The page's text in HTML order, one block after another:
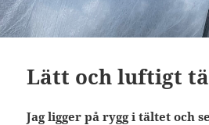
Lätt och luftigt
Jag ligger på rygg i tältet och